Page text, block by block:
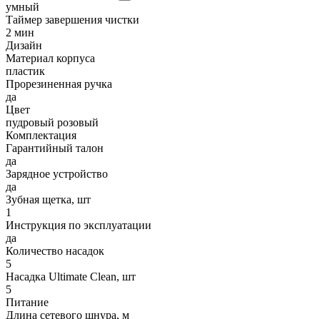
умный
Таймер завершения чистки
2 мин
Дизайн
Материал корпуса
пластик
Прорезиненная ручка
да
Цвет
пудровый розовый
Комплектация
Гарантийный талон
да
Зарядное устройство
да
Зубная щетка, шт
1
Инструкция по эксплуатации
да
Количество насадок
5
Насадка Ultimate Clean, шт
5
Питание
Длина сетевого шнура, м